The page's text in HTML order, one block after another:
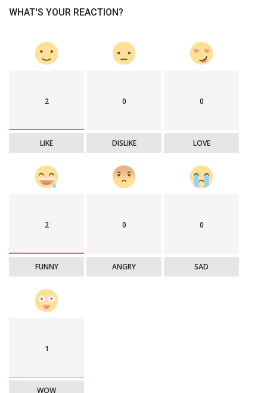
WHAT'S YOUR REACTION?
2
LIKE
0
DISLIKE
0
LOVE
2
FUNNY
0
ANGRY
0
SAD
1
WOW